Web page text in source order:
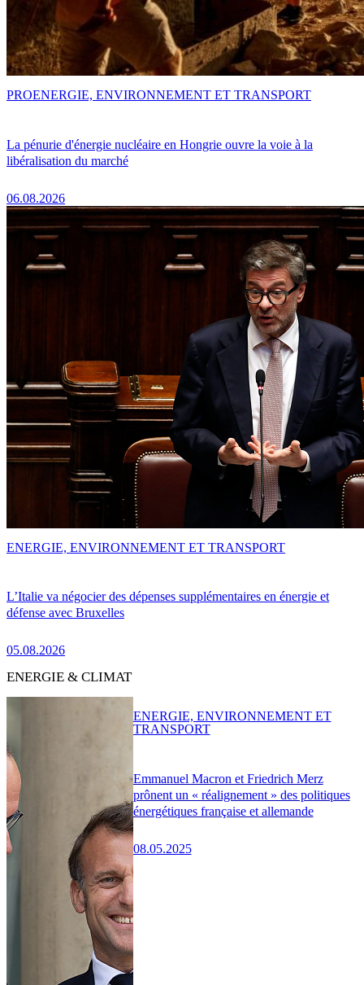
La pénurie d'énergie nucléaire en Hongrie ouvre la voie à la
libéralisation du marché
06.08.2026
PROENERGIE, ENVIRONNEMENT ET TRANSPORT
L’Italie va négocier des dépenses supplémentaires en énergie et
défense avec Bruxelles
05.08.2026
ENERGIE, ENVIRONNEMENT ET TRANSPORT
ENERGIE & CLIMAT
Emmanuel Macron et Friedrich Merz
prônent un « réalignement » des politiques
énergétiques française et allemande
08.05.2025
ENERGIE, ENVIRONNEMENT ET
TRANSPORT